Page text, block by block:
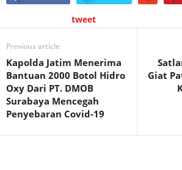
tweet
Previous article
Kapolda Jatim Menerima
Bantuan 2000 Botol Hidro
Oxy Dari PT. DMOB
Surabaya Mencegah
Penyebaran Covid-19
Giat